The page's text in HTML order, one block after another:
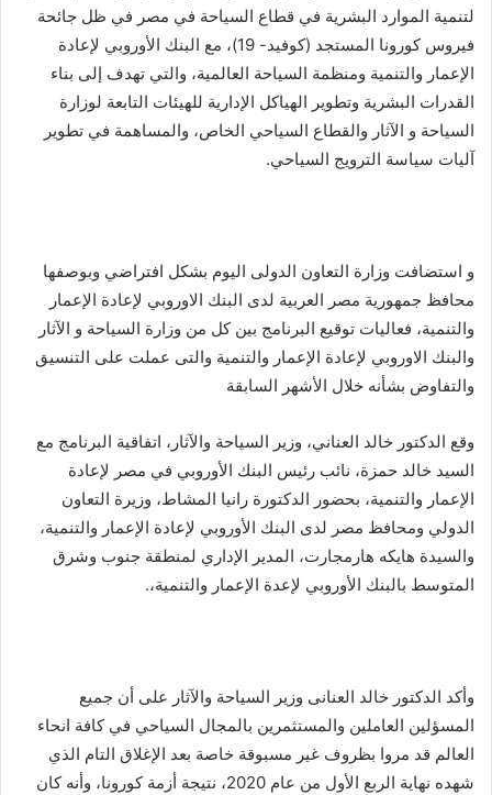
لتنمية الموارد البشرية في قطاع السياحة في مصر في ظل جائحة
فيروس كورونا المستجد (كوفيد- 19)، مع البنك الأوروبي لإعادة
الإعمار والتنمية ومنظمة السياحة العالمية، والتي تهدف إلى بناء
القدرات البشرية وتطوير الهياكل الإدارية للهيئات التابعة لوزارة
السياحة و الآثار والقطاع السياحي الخاص، والمساهمة في تطوير
آليات سياسة الترويج السياحي.
و استضافت وزارة التعاون الدولى اليوم بشكل افتراضي وبوصفها
محافظ جمهورية مصر العربية لدى البنك الاوروبي لإعادة الإعمار
والتنمية، فعاليات توقيع البرنامج بين كل من وزارة السياحة و الآثار
والبنك الاوروبي لإعادة الإعمار والتنمية والتى عملت على التنسيق
والتفاوض بشأنه خلال الأشهر السابقة
وقع الدكتور خالد العناني، وزير السياحة والآثار، اتفاقية البرنامج مع
السيد خالد حمزة، نائب رئيس البنك الأوروبي في مصر لإعادة
الإعمار والتنمية، بحضور الدكتورة رانيا المشاط، وزيرة التعاون
الدولي ومحافظ مصر لدى البنك الأوروبي لإعادة الإعمار والتنمية،
والسيدة هايكه هارمجارت، المدير الإداري لمنطقة جنوب وشرق
المتوسط بالبنك الأوروبي لإعدة الإعمار والتنمية،.
وأكد الدكتور خالد العنانى وزير السياحة والآثار على أن جميع
المسؤلين العاملين والمستثمرين بالمجال السياحي في كافة انحاء
العالم قد مروا بظروف غير مسبوقة خاصة بعد الإغلاق التام الذي
شهده نهاية الربع الأول من عام 2020، نتيجة أزمة كورونا، وأنه كان